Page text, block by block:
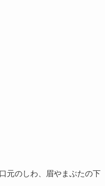
元のしわ、眉やまぶたの下